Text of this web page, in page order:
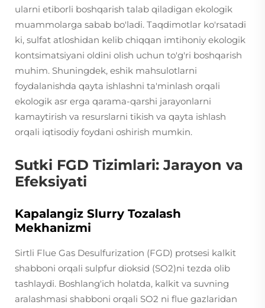
ularni etiborli boshqarish talab qiladigan ekologik
muammolarga sabab bo'ladi. Taqdimotlar ko'rsatadi
ki, sulfat atloshidan kelib chiqqan imtihoniy ekologik
kontsimatsiyani oldini olish uchun to'g'ri boshqarish
muhim. Shuningdek, eshik mahsulotlarni
foydalanishda qayta ishlashni ta'minlash orqali
ekologik asr erga qarama-qarshi jarayonlarni
kamaytirish va resurslarni tikish va qayta ishlash
orqali iqtisodiy foydani oshirish mumkin.
Sutki FGD Tizimlari: Jarayon va
Efeksiyati
Kapalangiz Slurry Tozalash
Mekhanizmi
Sirtli Flue Gas Desulfurization (FGD) protsesi kalkit
shabboni orqali sulpfur dioksid (SO2)ni tezda olib
tashlaydi. Boshlang'ich holatda, kalkit va suvning
aralashmasi shabboni orqali SO2 ni flue gazlaridan